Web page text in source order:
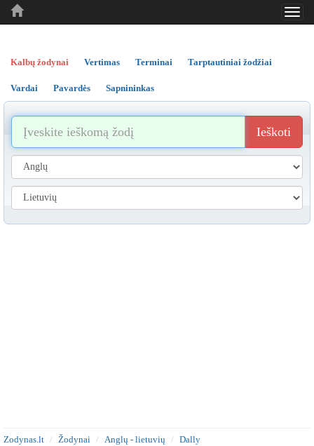
..
..
Kalbų žodynai Vertimas Terminai Tarptautiniai žodžiai
Vardai Pavardės Sapnininkas
Ieškoti
Zodynas.lt Žodynai Anglų - lietuvių Dally